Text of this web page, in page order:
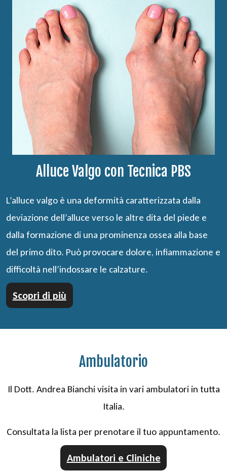
Alluce Valgo con Tecnica PBS
L’alluce valgo è una deformità caratterizzata dalla
deviazione dell’alluce verso le altre dita del piede e
dalla formazione di una prominenza ossea alla base
del primo dito. Può provocare dolore, infiammazione e
difficoltà nell’indossare le calzature.
Scopri di più
Ambulatorio
Il Dott. Andrea Bianchi visita in vari ambulatori in tutta
Italia.
Consultata la lista per prenotare il tuo appuntamento.
Ambulatori e Cliniche